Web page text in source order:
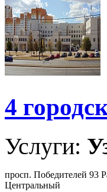
4
Услуги:
просп. Победителей 93
Центральный